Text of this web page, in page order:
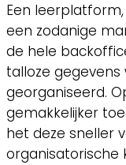
Een leerplatform,
een zodanige
de hele
talloze
georganiseerd.
gemakkelijker
het deze sneller
organisatorische